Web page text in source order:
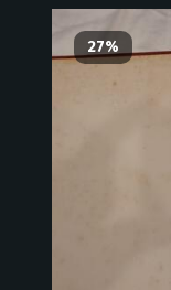
27%